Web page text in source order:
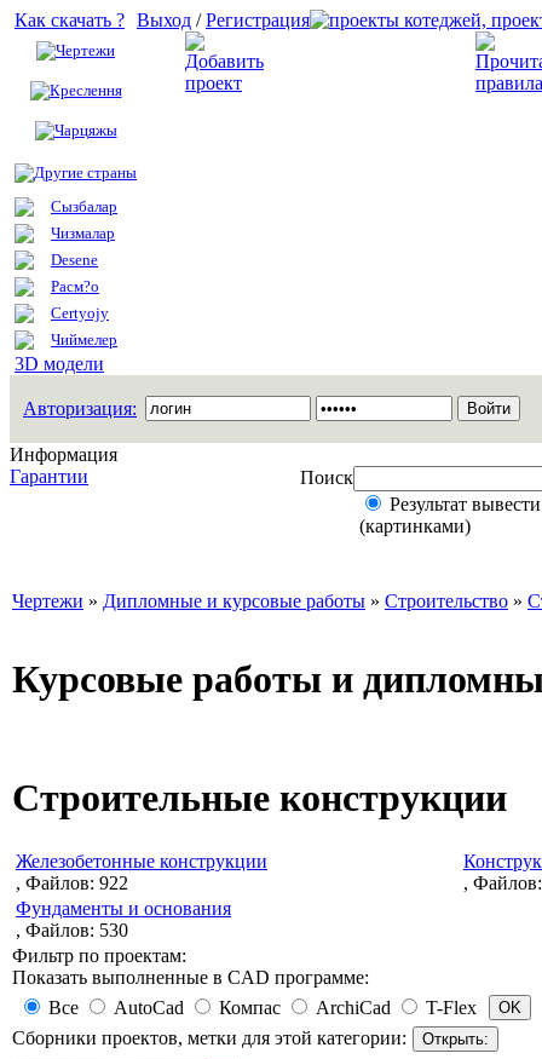
Как скачать ?
Чертежи
Креслення
Чарцяжы
Другие страны
Сызбалар
Чизмалар
Desene
Расм?о
Certyojy
Чиймелер
3D модели
Выход /Регистрация
Авторизация:
Информация
Гарантии
Поиск
Результат
(картинками)
Чертежи » Дипломные и курсовые работы » Строительство »
Курсовые работы и
Строительные конструкции
Железобетонные конструкции
, Файлов: 922
,
Фундаменты и основания
, Файлов: 530
Фильтр по проектам:
Показать выполненные в CAD программе:
Все
AutoCad Компас ArchiCad
T-Flex
Сборники проектов, метки для этой категории: